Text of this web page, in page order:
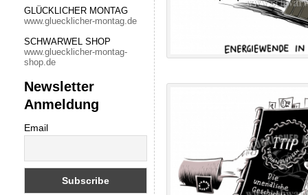
GLÜCKLICHER MONTAG
www.gluecklicher-montag.de
SCHWARWEL SHOP
www.gluecklicher-montag-
shop.de
Newsletter
Anmeldung
Email